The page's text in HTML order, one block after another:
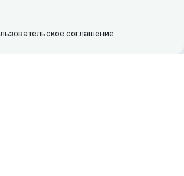
соглашение